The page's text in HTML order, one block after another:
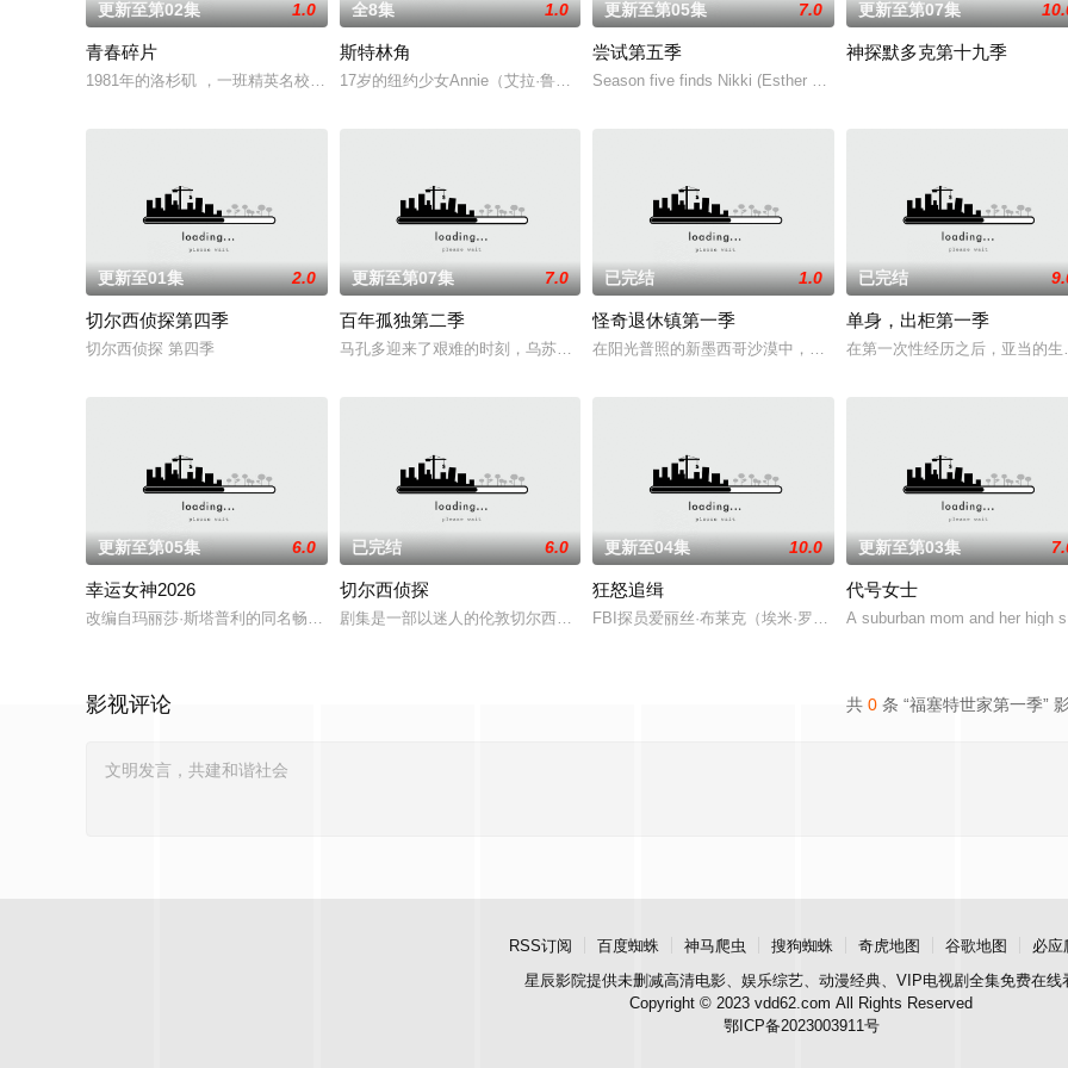
更新至第02集 1.0
青春碎片
1981年的洛杉矶 ，一班精英名校的高中生原本过住灿烂生活，直至一位神秘转校生出现。与此同时，专门猎杀青少年的连环杀人魔“The
全8集 1.0
斯特林角
17岁的纽约少女Annie（艾拉·鲁宾 饰）和双胞胎哥哥由养父抚养长大。她无意中继承了神秘外祖父在加
更新至第05集 7.0
尝试第五季
Season five finds Nikki (Esther Smith) and Jason (Rafe Spall)
更新至第07集
神探默多克第十九季
更新至01集 2.0
切尔西侦探第四季
切尔西侦探 第四季
更新至第07集 7.0
百年孤独第二季
马孔多迎来了艰难的时刻，乌苏拉·伊瓜兰的诅咒成真，和平越来越难维持……该剧改编自诺贝尔文学奖得主
已完结 1.0
怪奇退休镇第一季
在阳光普照的新墨西哥沙漠中，坐落着风景如画的退休镇，小镇致
已完结
单身，出柜第一季
在第一次性经历之后，亚当的
更新至第05集 6.0
幸运女神2026
改编自玛丽莎·斯塔普利的同名畅销小说，讲述专业骗子“幸运儿”露西（安雅·泰勒-乔伊 饰）在一次数百万美元的劫案发生意外后，被迫踏上逃亡
已完结 6.0
切尔西侦探
剧集是一部以迷人的伦敦切尔西区为背景的当代犯罪片，住在船屋的探长Max Arnold 虽出生在精致富有
更新至04集 10.0
狂怒追缉
FBI探员爱丽丝·布莱克（埃米·罗森 饰）深入追查神秘女性连环杀手
更新至第03集
代号女士
A suburban mom and her high
共 0 条 “福塞特世家第一季”
影视评论
RSS订阅 百度蜘蛛 神马爬虫 搜狗蜘蛛 奇虎地图 谷歌地图
必应
星辰影院提供未删减高清电影、娱乐综艺、动漫经典、VIP电视剧全集免费在线
Copyright © 2023 vdd62.com All Rights Reserved
鄂ICP备2023003911号